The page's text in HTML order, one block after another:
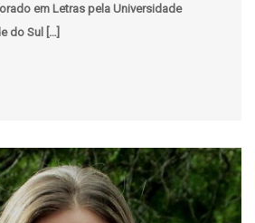
em Letras pela Universidade
do Sul […]